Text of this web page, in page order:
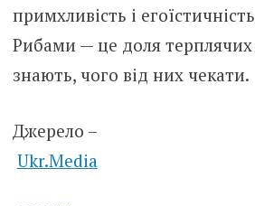
примхливість і
Рибами — це доля терплячих
знають, чого від них чекати.
Джерело –
Ukr.Media